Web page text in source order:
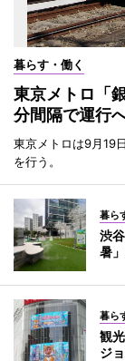
暮らす・働く
東京メトロ「
分間隔で運行
東京メトロは9月19
を行う。
暮ら
渋
暑
暮ら
観
ジ